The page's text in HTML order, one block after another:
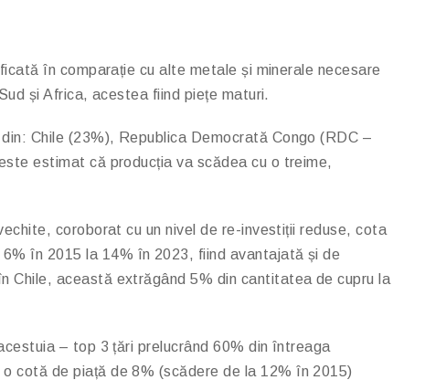
în comparație cu alte metale și minerale necesare
și Africa, acestea fiind piețe maturi.
Chile (23%), Republica Democrată Congo (RDC –
estimat că producția va scădea cu o treime,
coroborat cu un nivel de re-investiții reduse, cota
în 2015 la 14% în 2023, fiind avantajată și de
Chile, această extrăgând 5% din cantitatea de cupru la
– top 3 țări prelucrând 60% din întreaga
cotă de piață de 8% (scădere de la 12% în 2015)